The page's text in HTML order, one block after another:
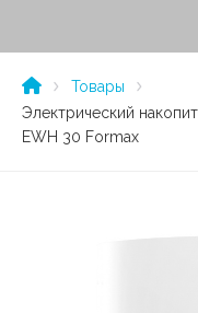
Товары
Электрический
EWH 30 Formax